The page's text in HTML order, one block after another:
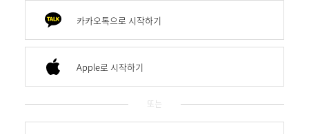
카카오톡으로 시작하기
Apple로 시작하기
또는